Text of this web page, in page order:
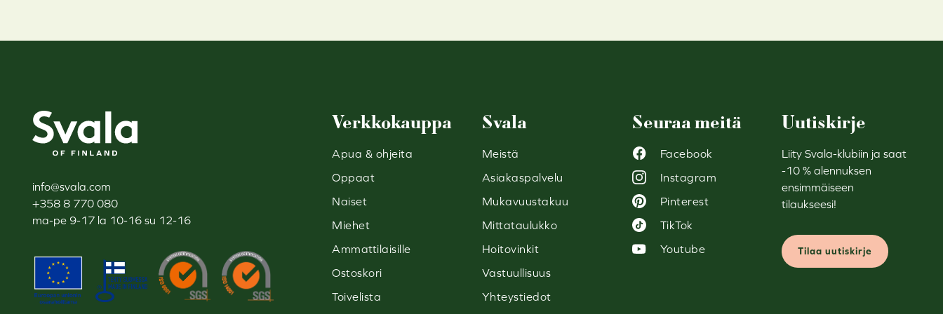
Svala
info@svala.com
+358 8 770 080
ma-pe 9-17 la 10-16 su 12-16
Verkkokauppa
Apua & ohjeita
Oppaat
Naiset
Miehet
Ammattilaisille
Ostoskori
Toivelista
Svala
Meistä
Asiakaspalvelu
Mukavuustakuu
Mittataulukko
Hoitovinkit
Vastuullisuus
Yhteystiedot
Seuraa meitä
Facebook
Instagram
Pinterest
TikTok
Youtube
Uutiskirje
Liity Svala-klubiin ja saat
-10 % alennuksen
ensimmäiseen
tilaukseesi!
Tilaa uutiskirje